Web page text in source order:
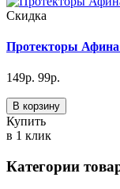
Скидка
Протекторы
149р. 99р.
В корзину
Купить
в 1 клик
Категории